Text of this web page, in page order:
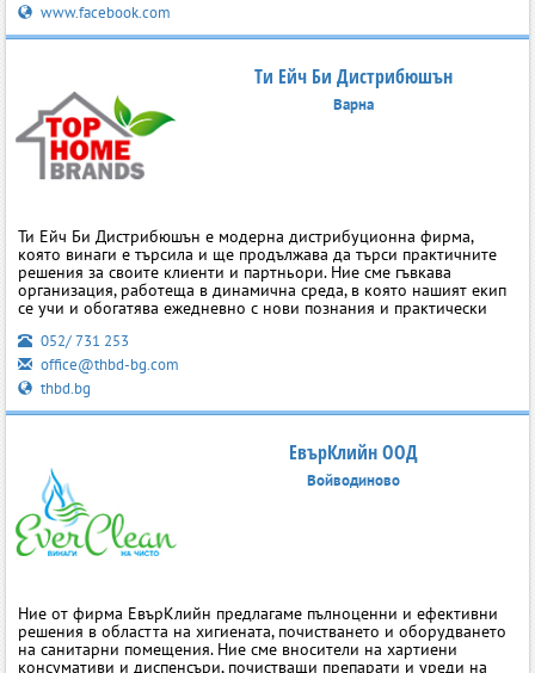
www.facebook.com
Ти Ейч Би Дистрибюшън
Варна
Ти Ейч Би Дистрибюшън е модерна дистрибуционна фирма,
която винаги е търсила и ще продължава да търси практичните
решения за своите клиенти и партньори. Ние сме гъвкава
организация, работеща в динамична среда, в която нашият екип
се учи и обогатява ежедневно с нови познания и практически
052/ 731 253
office@thbd-bg.com
thbd.bg
ЕвърКлийн ООД
Войводиново
Ние от фирма ЕвърКлийн предлагаме пълноценни и ефективни
решения в областта на хигиената, почистването и оборудването
на санитарни помещения. Ние сме вносители на хартиени
консумативи и диспенсъри, почистващи препарати и уреди на